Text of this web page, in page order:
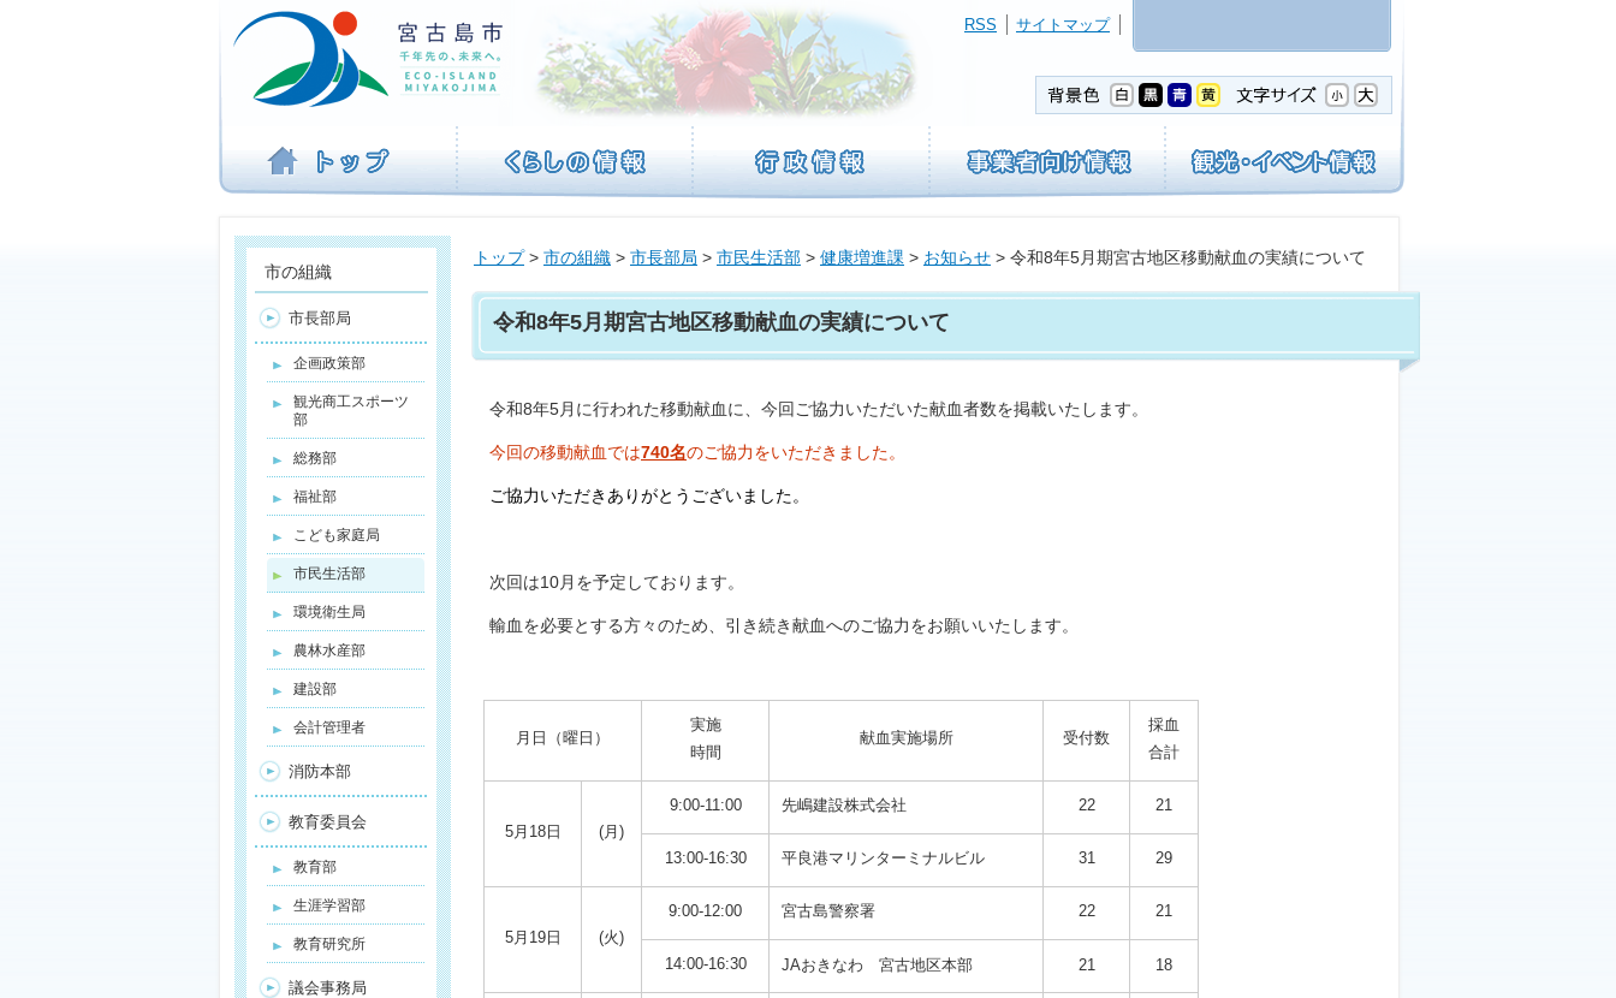
ビ
を
ば
す
サイトマップ
RSS
トップ> 市の組織 > 市長部局 > 市民生活部 > 健康増進課 > お知らせ > 令和8年5月期宮古地区移動献血の実績について
令和8年5月期宮古地区移動献血の実績について
令和8年5月に行われた移動献血に、今回ご協力いただいた献血者数を掲載いたします。
今回の移動献血では740名のご協力をいただきました。
ご協力いただきありがとうございました。
次回は10月を予定しております。
輸血を必要とする方々のため、引き続き献血へのご協力をお願いいたします。
月日（曜日）
実施
時間
献血実施場所 受付数
採血
合計
5月18日 (月)
9:00-11:00 先嶋建設株式会社 22 21
13:00-16:30 平良港マリンターミナルビル 31 29
5月19日 (火)
9:00-12:00 宮古島警察署 22 21
14:00-16:30 JAおきなわ 宮古地区本部 21 18
市の組織
市長部局
企画政策部
観光商工スポーツ
部
総務部
福祉部
こども家庭局
市民生活部
環境衛生局
農林水産部
建設部
会計管理者
消防本部
教育委員会
教育部
生涯学習部
教育研究所
議会事務局